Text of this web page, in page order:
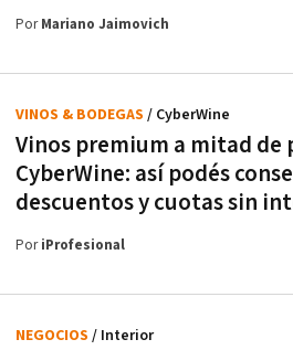
PorMariano Jaimovich
Vinos premium a mitad de
CyberWine: así podés
descuentos y cuotas sin
VINOS & BODEGAS / CyberWine
PoriProfesional
NEGOCIOS / Interior